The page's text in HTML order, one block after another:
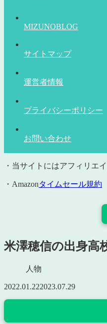
MIZUNOBLOG
サイトマップ
運営者情報
プライバシーポリシー
お問い合わせ
・当サイトにはアフィリエ
・Amazonタイムセール規約
米澤穂信の出身高
人物
2022.01.222023.07.29